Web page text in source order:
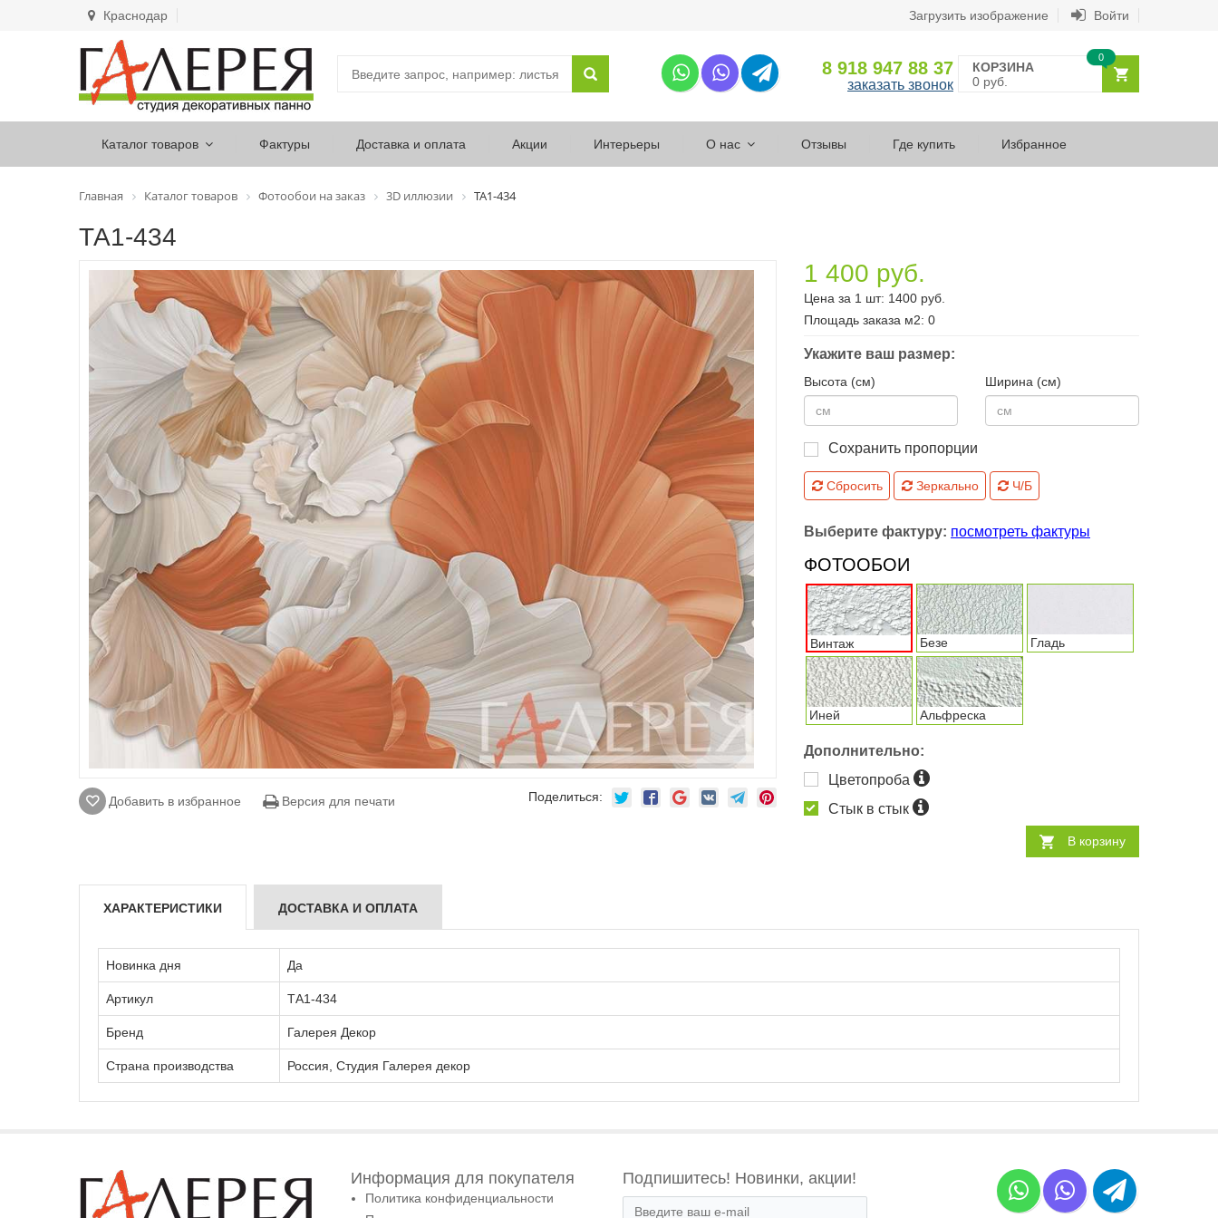
Краснодар Загрузить изображение Войти
8 918 947 88 37
заказать звонок
КОРЗИНА
0 руб.
0
Каталог товаров Фактуры Доставка и оплата Акции Интерьеры О нас Отзывы Где купить Избранное
Главная Каталог товаров Фотообои на заказ 3D иллюзии ТА1-434
ТА1-434
Добавить в избранное Версия для печати Поделиться:
1 400 руб.
Цена за 1 шт: 1400 руб.
Площадь заказа м2: 0
Укажите ваш размер:
Высота (см) Ширина (см)
Сохранить пропорции
Сбросить Зеркально Ч/Б
Выберите фактуру: посмотреть фактуры
ФОТООБОИ
Винтаж Безе Гладь
Иней Альфреска
Дополнительно:
Цветопроба
Стык в стык
В корзину
ХАРАКТЕРИСТИКИ ДОСТАВКА И ОПЛАТА
Новинка дня Да
Артикул ТА1-434
Бренд Галерея Декор
Страна производства Россия, Студия Галерея декор
Информация для покупателя
Политика конфиденциальности
Подпишитесь! Новинки, акции!